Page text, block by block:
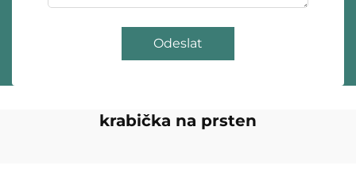
Odeslat
krabička na prsten